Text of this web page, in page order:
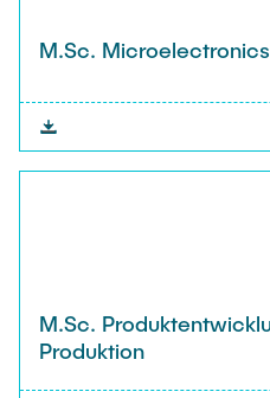
M.Sc.
M.Sc.
Produktion